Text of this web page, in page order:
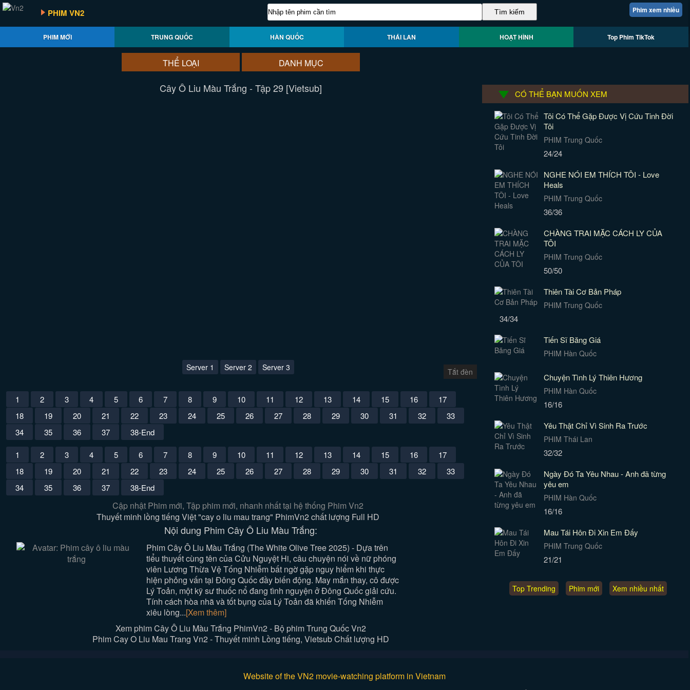
Phim xem nhiều
PHIM VN2
PHIM MỚI TRUNG QUỐC HÀN QUỐC THÁI LAN HOẠT HÌNH Top Phim TikTok
THỂ LOẠI DANH MỤC
Cây Ô Liu Màu Trắng - Tập 29 [Vietsub]
Server 1 Server 2 Server 3 Tắt đèn
1 2 3 4 5 6 7 8 9 10 11 12 13 14 15 16
17
18
19 20 21 22 23 24 25 26 27 28 29 30 31 32
33
34
35 36 37 38-End
1 2 3 4 5 6 7 8 9 10 11 12 13 14 15 16
17
18
19 20 21 22 23 24 25 26 27 28 29 30 31 32
33
34
35 36 37 38-End
Cập nhật Phim mới, Tập phim mới, nhanh nhất tại hệ thống Phim Vn2
Thuyết minh lồng tiếng Việt "cay o liu mau trang" PhimVn2 chất lượng Full HD
Nội dung Phim Cây Ô Liu Màu Trắng:
Phim Cây Ô Liu Màu Trắng (The White Olive Tree 2025) - Dựa trên
tiểu thuyết cùng tên của Cửu Nguyệt Hi, câu chuyện nói về nữ phóng
viên Lương Thừa Vệ Tống Nhiễm bất ngờ gặp nguy hiểm khi thực
hiện phỏng vấn tại Đông Quốc đầy biến động. May mắn thay, cô được
Lý Toản, một kỹ sư thuốc nổ đang tình nguyện ở Đông Quốc giải cứu.
Tính cách hòa nhã và tốt bụng của Lý Toản đã khiến Tống Nhiễm
xiêu lòng...[Xem thêm]
Xem phim Cây Ô Liu Màu Trắng PhimVn2 - Bộ phim Trung Quốc Vn2
Phim Cay O Liu Mau Trang Vn2 - Thuyết minh Lồng tiếng, Vietsub Chất lượng HD
CÓ THỂ BẠN MUỐN XEM
Tôi Có Thể Gặp Được Vị Cứu Tinh Đời
Tôi
PHIM Trung Quốc
24/24
NGHE NÓI EM THÍCH TÔI - Love
Heals
PHIM Trung Quốc
36/36
CHÀNG TRAI MẶC CÁCH LY CỦA
TÔI
PHIM Trung Quốc
50/50
Thiên Tài Cơ Bản Pháp
PHIM Trung Quốc
34/34
Tiến Sĩ Băng Giá
PHIM Hàn Quốc
Chuyện Tình Lý Thiên Hương
PHIM Hàn Quốc
16/16
Yêu Thật Chỉ Vì Sinh Ra Trước
PHIM Thái Lan
32/32
Ngày Đó Ta Yêu Nhau - Anh đã từng
yêu em
PHIM Hàn Quốc
16/16
Mau Tái Hôn Đi Xin Em Đấy
PHIM Trung Quốc
21/21
Top Trending Phim mới Xem nhiều nhất
Website of the VN2 movie-watching platform in Vietnam